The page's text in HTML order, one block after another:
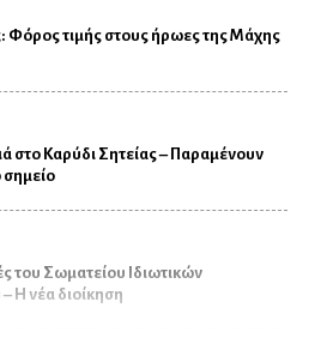
Φόρος τιμής στους ήρωες της Μάχης
στο Καρύδι Σητείας – Παραμένουν
σημείο
του Σωματείου Ιδιωτικών
Η νέα διοίκηση